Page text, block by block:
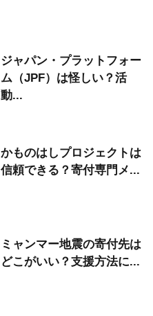
ジャパン・プラットフォー
ム（JPF）は怪しい？活
動...
かものはしプロジェクトは
信頼できる？寄付専門メ...
ミャンマー地震の寄付先は
どこがいい？支援方法に...